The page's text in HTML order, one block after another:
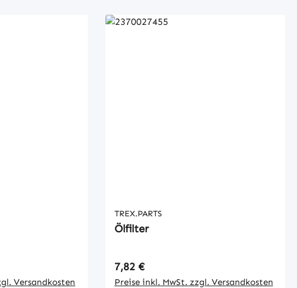
Versandkosten
TREX.PARTS
Ölfilter
Regulärer Preis:
7,82 €
Preise inkl. MwSt. zzgl. Versandkosten